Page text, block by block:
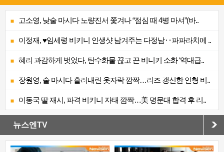
고소영, 낮술 마시다 노량진서 쫓겨나 “점심 때 4병 마셔”(바..
이정재, ♥임세령 비키니 인생샷 남겨주는 다정남‥파파라치에 ..
혜리 과감하게 벗었다, 탄수화물 끊고 끈 비니키 소화 ‘역대급..
장원영, 술 마시다 흘러내린 옷자락 깜짝…리즈 갱신한 인형 비..
이동국 딸 재시, 파격 비키니 자태 깜짝…美 명문대 합격 후 리..
뉴스엔TV